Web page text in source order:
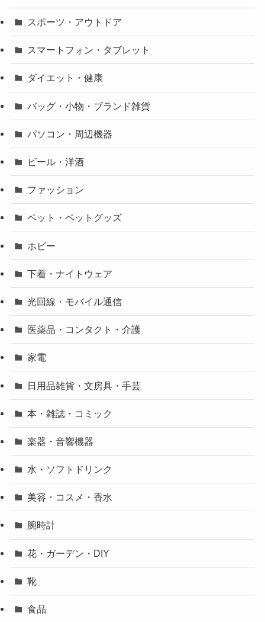
スポーツ・アウトドア
スマートフォン・タブレット
ダイエット・健康
バッグ・小物・ブランド雑貨
パソコン・周辺機器
ビール・洋酒
ファッション
ペット・ペットグッズ
ホビー
下着・ナイトウェア
光回線・モバイル通信
医薬品・コンタクト・介護
家電
日用品雑貨・文房具・手芸
本・雑誌・コミック
楽器・音響機器
水・ソフトドリンク
美容・コスメ・香水
腕時計
花・ガーデン・DIY
靴
食品